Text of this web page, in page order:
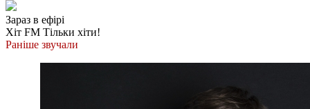
Зараз в ефірі
Хіт FM Тільки хіти!
Раніше звучали